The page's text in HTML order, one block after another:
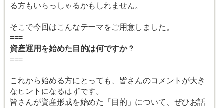
る方もいらっしゃるかもしれません。
そこで今回はこんなテーマをご用意しました。
===
資産運用を始めた目的は何ですか？
===
これから始める方にとっても、皆さんのコメントが大き
なヒントになるはずです。
皆さんが資産形成を始めた「目的」について、ぜひお話